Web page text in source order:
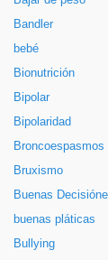
Bandler
bebé
Bionutrición
Bipolar
Bipolaridad
Broncoespasmos
Bruxismo
Buenas
buenas pláticas
Bullying